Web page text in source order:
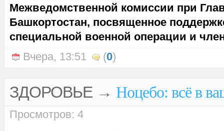
Межведомственной комиссии при
Башкортостан, посвященное
специальной военной операции и
Вчера, 13:51
(0)
ЗДОРОВЬЕ→ Ноцебо: всё в
Просмотров: 4